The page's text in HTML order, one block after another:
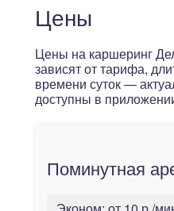
Цены
Цены на каршеринг
зависят от тарифа,
времени суток —
доступны в
Поминутная